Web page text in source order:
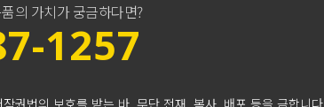
의 가치가 궁금하다면?
1257
권법의 보호를 받는 바, 무단 전재, 복사, 배포 등을 금합니다.